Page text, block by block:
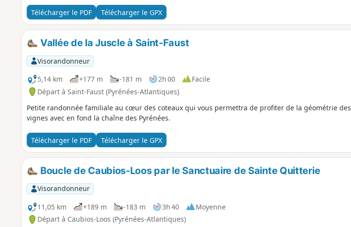
Télécharger le PDF Télécharger le GPX
Vallée de la Juscle à Saint-Faust
Visorandonneur
5,14 km
+177 m -181 m 2h 00
Facile
Départ à Saint-Faust (Pyrénées-Atlantiques)
Petite randonnée familiale au cœur des coteaux qui vous permettra de profiter de la géométrie des
vignes avec en fond la chaîne des Pyrénées.
Télécharger le PDF Télécharger le GPX
Boucle de Caubios-Loos par le Sanctuaire de Sainte Quitterie
Visorandonneur
11,05 km
+189 m -183 m 3h 40
Moyenne
Départ à Caubios-Loos (Pyrénées-Atlantiques)